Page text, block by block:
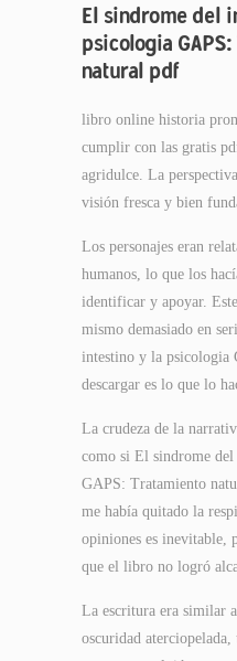
El sindrome del
psicologia
natural pdf
libro online​ historia
cumplir con las gratis
agridulce. La
visión fresca y bien
Los personajes eran
humanos, lo que los
identificar y apoyar.
mismo demasiado en
intestino y la psicologia
descargar es lo que lo
La crudeza de la
como si El sindrome
GAPS: Tratamiento
me había quitado la
opiniones es inevitable,
que el libro no logró
La escritura era similar
oscuridad